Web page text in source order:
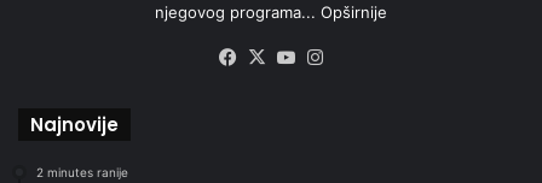
njegovog programa... Opširnije
Facebook
X YouTube
Najnovije
2 minutes ranije